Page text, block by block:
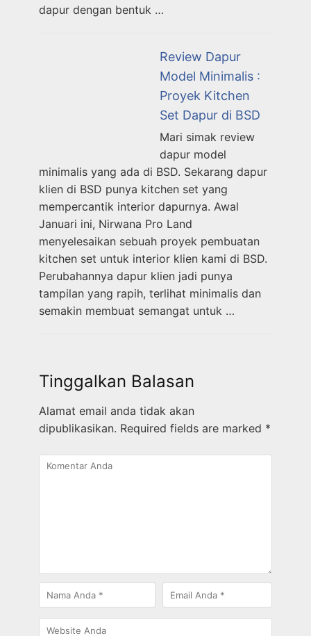
dapur dengan bentuk …
Review Dapur
Model Minimalis :
Proyek Kitchen
Set Dapur di BSD
Mari simak review
dapur model
minimalis yang ada di BSD. Sekarang dapur
klien di BSD punya kitchen set yang
mempercantik interior dapurnya. Awal
Januari ini, Nirwana Pro Land
menyelesaikan sebuah proyek pembuatan
kitchen set untuk interior klien kami di BSD.
Perubahannya dapur klien jadi punya
tampilan yang rapih, terlihat minimalis dan
semakin membuat semangat untuk …
Tinggalkan Balasan
Alamat email anda tidak akan
dipublikasikan. Required fields are marked *